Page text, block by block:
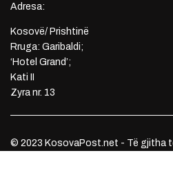
Adresa:
Kosovë/ Prishtinë
Rruga: Garibaldi;
‘Hotel Grand’;
Kati II
Zyra nr. 13
© 2023 KosovaPost.net - Të gjitha